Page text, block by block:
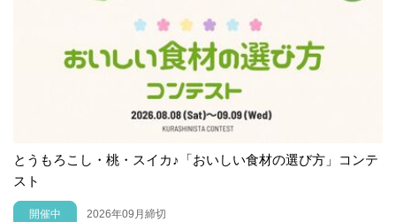
とうもろこし・桃・スイカ♪「おいしい食材の選び方」コンテ
スト
開催中 2026年09月締切